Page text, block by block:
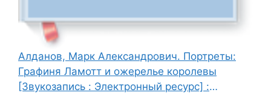
Алданов, Марк Александрович. Портреты:
Графиня Ламотт и ожерелье королевы
[Звукозапись : Электронный ресурс] :